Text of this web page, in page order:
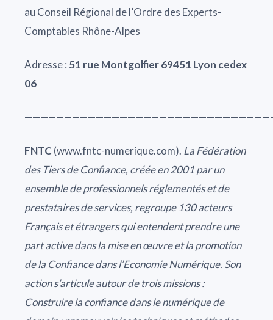
au Conseil Régional de l’Ordre des Experts-
Comptables Rhône-Alpes
Adresse : 51 rue Montgolfier 69451 Lyon cedex
06
FNTC (www.fntc-numerique.com). La Fédération
des Tiers de Confiance, créée en 2001 par un
ensemble de professionnels réglementés et de
prestataires de services, regroupe 130 acteurs
Français et étrangers qui entendent prendre une
part active dans la mise en œuvre et la promotion
de la Confiance dans l’Economie Numérique. Son
action s’articule autour de trois missions :
Construire la confiance dans le numérique de